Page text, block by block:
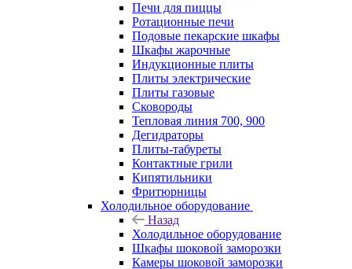
Печи для пиццы
Ротационные печи
Подовые пекарские шкафы
Шкафы жарочные
Индукционные плиты
Плиты электрические
Плиты газовые
Сковороды
Тепловая линия 700, 900
Дегидраторы
Плиты-табуреты
Контактные грили
Кипятильники
Фритюрницы
Холодильное оборудование
Назад
Холодильное оборудование
Шкафы шоковой заморозки
Камеры шоковой заморозки